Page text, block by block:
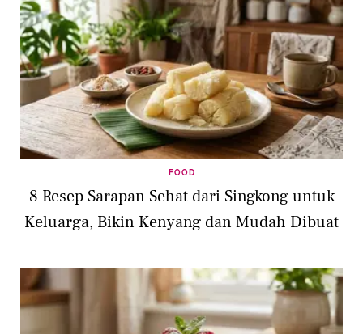
FOOD
8 Resep Sarapan Sehat dari Singkong untuk
Keluarga, Bikin Kenyang dan Mudah Dibuat